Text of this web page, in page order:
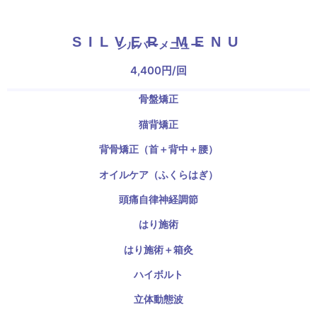
SILVER MENU
シルバーメニュー
4,400円/回
骨盤矯正
猫背矯正
背骨矯正（首＋背中＋腰）
オイルケア（ふくらはぎ）
頭痛自律神経調節
はり施術
はり施術＋箱灸
ハイボルト
立体動態波